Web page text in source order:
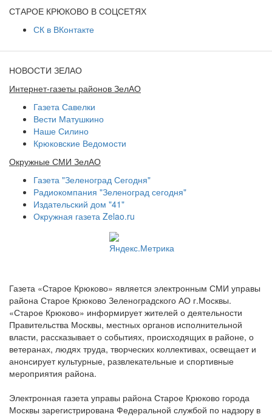
СТАРОЕ КРЮКОВО В СОЦСЕТЯХ
СК в ВКонтакте
НОВОСТИ ЗЕЛАО
Интернет-газеты районов ЗелАО
Газета Савелки
Вести Матушкино
Наше Силино
Крюковские Ведомости
Окружные СМИ ЗелАО
Газета "Зеленоград Сегодня"
Радиокомпания "Зеленоград сегодня"
Издательский дом "41"
Окружная газета Zelao.ru
Газета «Старое Крюково» является электронным СМИ управы
района Старое Крюково Зеленоградского АО г.Москвы.
«Старое Крюково» информирует жителей о деятельности
Правительства Москвы, местных органов исполнительной
власти, рассказывает о событиях, происходящих в районе, о
ветеранах, людях труда, творческих коллективах, освещает и
анонсирует культурные, развлекательные и спортивные
мероприятия района.
Электронная газета управы района Старое Крюково города
Москвы зарегистрирована Федеральной службой по надзору в